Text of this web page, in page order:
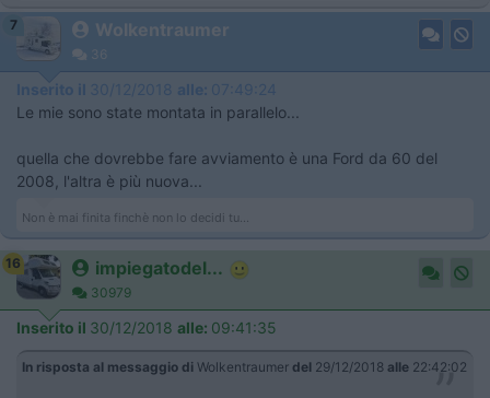
7 Wolkentraumer
36
Inserito il 30/12/2018 alle: 07:49:24
Le mie sono state montata in parallelo...
quella che dovrebbe fare avviamento è una Ford da 60 del
2008, l'altra è più nuova...
Non è mai finita finchè non lo decidi tu...
16 impiegatodel...
30979
Inserito il 30/12/2018 alle: 09:41:35
In risposta al messaggio di Wolkentraumer del 29/12/2018 alle 22:42:02